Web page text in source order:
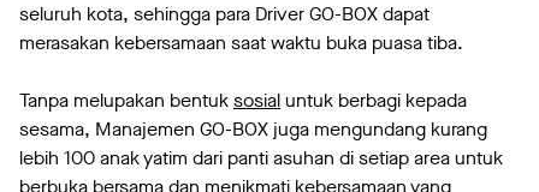
seluruh kota, sehingga para Driver GO-BOX dapat
merasakan kebersamaan saat waktu buka puasa tiba.
Tanpa melupakan bentuksosialuntuk berbagi kepada
sesama, Manajemen GO-BOX juga mengundang kurang
lebih 100 anak yatim dari panti asuhan di setiap area untuk